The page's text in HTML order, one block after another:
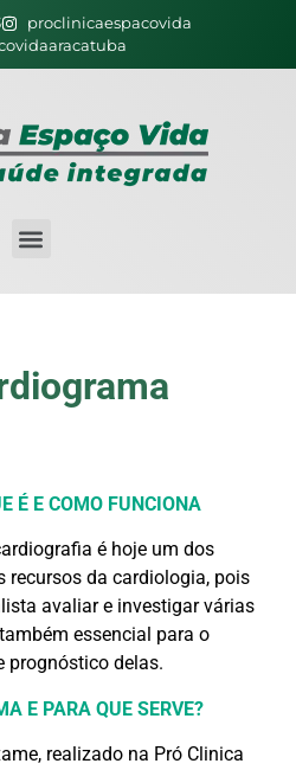
proclinicaespacovida
É E COMO FUNCIONA
é hoje um dos
da cardiologia, pois
avaliar e investigar várias
essencial para o
prognóstico delas.
E PARA QUE SERVE?
realizado na Pró Clinica